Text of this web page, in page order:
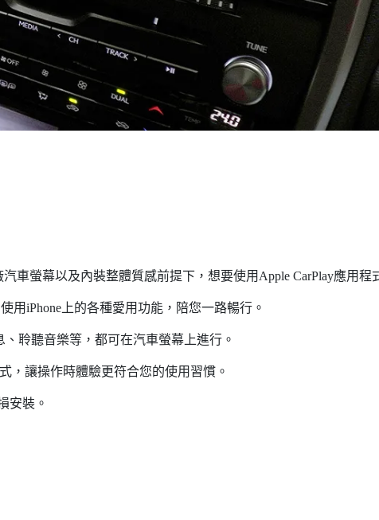
車螢幕以及內裝整體質感前提下，想要使用Apple CarPlay應用程
用iPhone上的各種愛用功能，陪您一路暢行。
聆聽音樂等，都可在汽車螢幕上進行。
，讓操作時體驗更符合您的使用習慣。
安裝。